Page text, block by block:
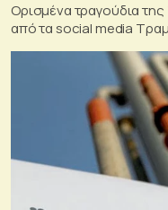
Ορισμένα τραγούδια
από τα social media